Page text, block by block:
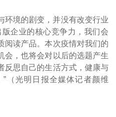
环境的剧变，并没有改变行业
企业的核心竞争力，我们会
阅读产品。本次疫情对我们的
会，也将会对以后的选题产生
反思自己的生活方式，健康与
（光明日报全媒体记者颜维